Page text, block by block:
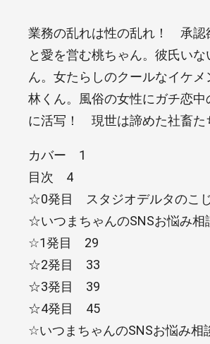
業務の乱れは性の乱れ！ 承認
と愛を営む桃ちゃん。彼氏い
ん。女たらしのクールなイケ
林くん。風俗の女性にガチ恋
に活写！ 現世は諦めた社畜た
カバー 1
目次 4
☆0発目 スタジオデルタのこ
☆いつまちゃんのSNSお悩み
☆1発目 29
☆2発目 33
☆3発目 39
☆4発目 45
☆いつまちゃんのSNSお悩み